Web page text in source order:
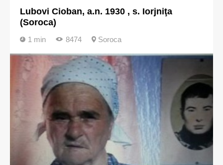
Lubovi Cioban, a.n. 1930 , s. Iorjniţa
(Soroca)
1 min 8474 Soroca